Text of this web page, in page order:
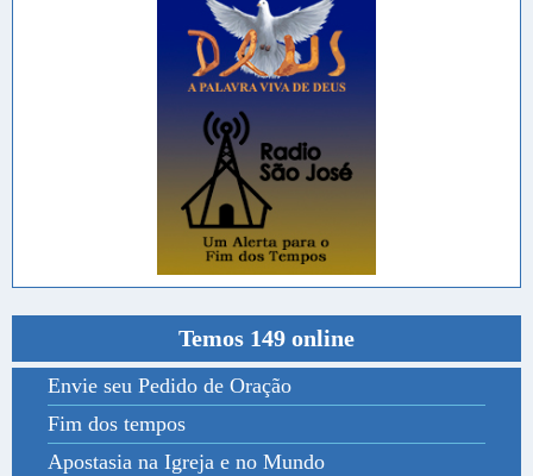
Temos 149 online
Envie seu Pedido de Oração
Fim dos tempos
Apostasia na Igreja e no Mundo